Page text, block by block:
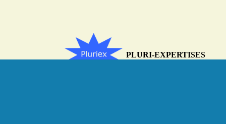
PLURI-EXPERTISES